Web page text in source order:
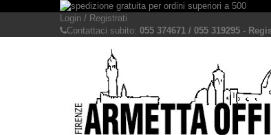
Login / Registrati
Contattaci subito: 055 374671 / 055 319295 -